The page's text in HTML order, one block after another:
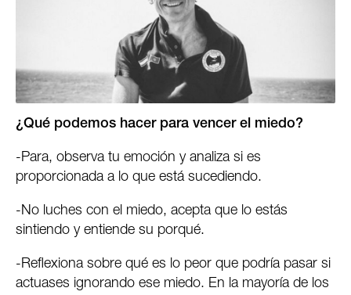
¿Qué podemos hacer para vencer el miedo?
-Para, observa tu emoción y analiza si es
proporcionada a lo que está sucediendo.
-No luches con el miedo, acepta que lo estás
sintiendo y entiende su porqué.
-Reflexiona sobre qué es lo peor que podría pasar si
actuases ignorando ese miedo. En la mayoría de los